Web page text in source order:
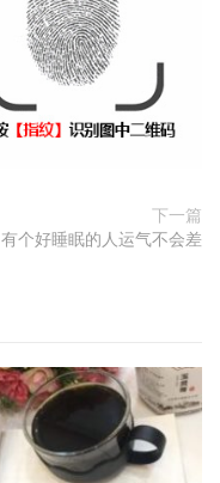
下一篇
有个好睡眠的人运气不会差